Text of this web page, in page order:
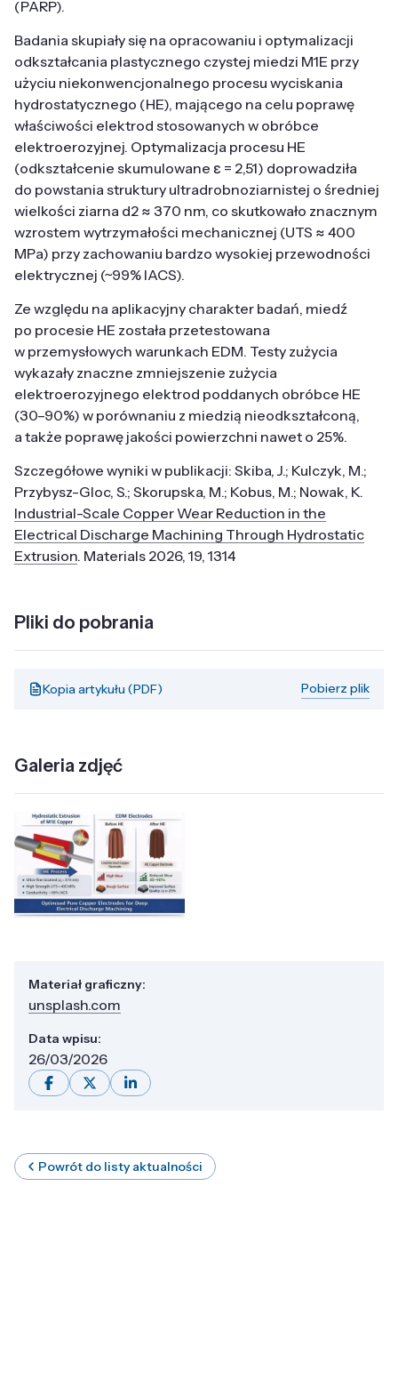
(PARP).
Badania skupiały się na opracowaniu i optymalizacji
odkształcania plastycznego czystej miedzi M1E przy
użyciu niekonwencjonalnego procesu wyciskania
hydrostatycznego (HE), mającego na celu poprawę
właściwości elektrod stosowanych w obróbce
elektroerozyjnej. Optymalizacja procesu HE
(odkształcenie skumulowane ε = 2,51) doprowadziła
do powstania struktury ultradrobnoziarnistej o średniej
wielkości ziarna d2 ≈ 370 nm, co skutkowało znacznym
wzrostem wytrzymałości mechanicznej (UTS ≈ 400
MPa) przy zachowaniu bardzo wysokiej przewodności
elektrycznej (~99% IACS).
Ze względu na aplikacyjny charakter badań, miedź
po procesie HE została przetestowana
w przemysłowych warunkach EDM. Testy zużycia
wykazały znaczne zmniejszenie zużycia
elektroerozyjnego elektrod poddanych obróbce HE
(30–90%) w porównaniu z miedzią nieodkształconą,
a także poprawę jakości powierzchni nawet o 25%.
Szczegółowe wyniki w publikacji: Skiba, J.; Kulczyk, M.;
Przybysz-Gloc, S.; Skorupska, M.; Kobus, M.; Nowak, K.
Industrial-Scale Copper Wear Reduction in the
Electrical Discharge Machining Through Hydrostatic
Extrusion. Materials 2026, 19, 1314
Pliki do pobrania
Kopia artykułu (PDF) Pobierz plik
Galeria zdjęć
Materiał graficzny:
unsplash.com
Data wpisu:
26/03/2026
Powrót do listy aktualności